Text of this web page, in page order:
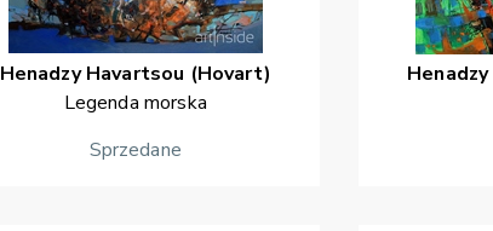
Henadzy Havartsou (Hovart)
Legenda morska
Sprzedane
Henadzy